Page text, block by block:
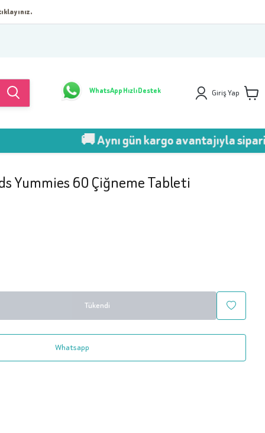
WhatsApp Hızlı Destek Giriş Yap
🚚 Aynı gün kargo avantajıyla sipariş ver!
Yummies 60 Çiğneme Tableti
Tükendi
Whatsapp